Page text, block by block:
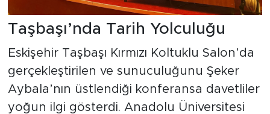
Taşbaşı’nda Tarih Yolculuğu
Eskişehir Taşbaşı Kırmızı Koltuklu Salon’da
gerçekleştirilen ve sunuculuğunu Şeker
Aybala’nın üstlendiği konferansa davetliler
yoğun ilgi gösterdi. Anadolu Üniversitesi